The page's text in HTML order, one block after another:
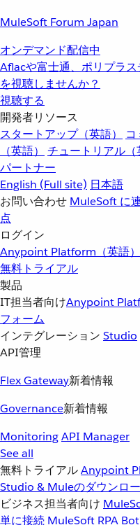
MuleSoft Forum Japan
オンデマンド配信中
Aflacや富士通、ポリプラ
を視聴しませんか？
視聴する
開発者リソース
スタートアップ（英語）
コ
（英語）
チュートリアル（
パートナー
English (Full site) 日本語
お問い合わせ MuleSoft に
点
ログイン
Anypoint Platform（英語）
無料トライアル
製品
IT担当者向けAnypoint
フォーム
インテグレーション Studio
API管理
Flex Gateway新着情報
Governance新着情報
MonitoringAPI Manager
See all
無料トライアルAnypoint
Studio & Muleのダウンロ
ビジネス担当者向け
単に接続 MuleSoft RPA